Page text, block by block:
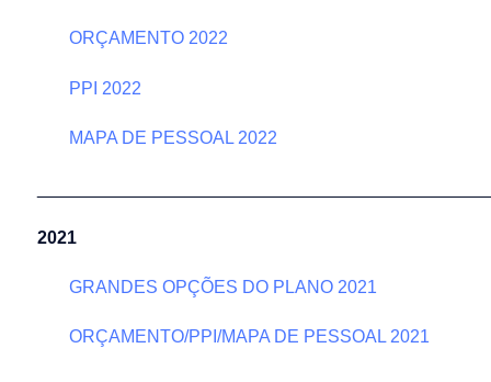
ORÇAMENTO 2022
PPI 2022
MAPA DE PESSOAL 2022
2021
GRANDES OPÇÕES DO PLANO 2021
ORÇAMENTO/PPI/MAPA DE PESSOAL 2021